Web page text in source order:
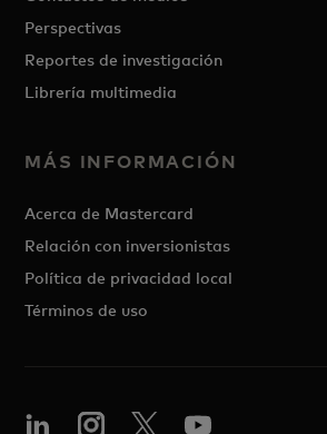
Perspectivas
Reportes de investigación
Librería multimedia
MÁS INFORMACIÓN
Acerca de Mastercard
Relación con inversionistas
Política de privacidad local
Términos de uso